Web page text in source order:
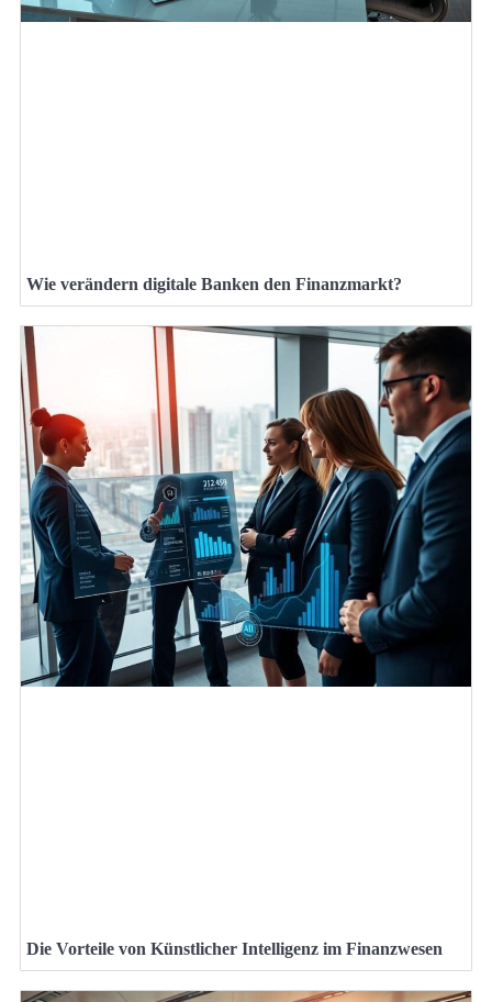
Wie verändern digitale Banken den Finanzmarkt?
Die Vorteile von Künstlicher Intelligenz im Finanzwesen